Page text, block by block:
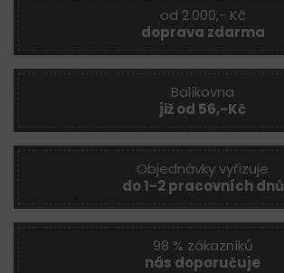
od 2.000,- Kč
doprava zdarma
Balíkovna
již od 56,-Kč
Objednávky vyřizuje
do 1-2 pracovních dnů
98 % zákazníků
nás doporučuje